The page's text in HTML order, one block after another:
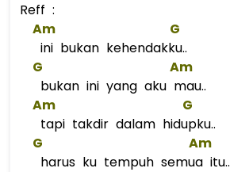
Reff :
Am
G
ini bukan kehendakku..
G
Am
bukan ini yang aku mau..
Am
G
tapi takdir dalam hidupku..
G
Am
harus ku tempuh semua itu..